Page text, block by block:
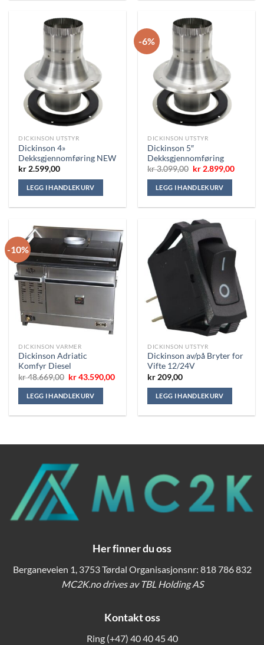
DICKINSON UTSTYR
Dickinson 4»
Dekksgjennomføring NEW
kr2.599,00
LEGG I HANDLEKURV
-6%
DICKINSON UTSTYR
Dickinson 5″
Dekksgjennomføring
kr3.099,00 Opprinnelig
var:
kr 3.099,00.
kr2.899,00
LEGG I HANDLEKURV
-10%
DICKINSON VARMER
Dickinson Adriatic
Komfyr Diesel
kr48.669,00 Opprinnelig
var:
kr 48.669,00.
kr43.590,00Nåværende
kr 43.590,00.
LEGG I HANDLEKURV
DICKINSON UTSTYR
Dickinson av/på Bryter for
Vifte 12/24V
kr 209,00
LEGG I HANDLEKURV
Her finner du oss
Berganeveien 1, 3753 Tørdal Organisasjonsnr: 818 786 832
MC2K.no drives av TBL Holding AS
Kontakt oss
Ring (+47) 40 40 45 40